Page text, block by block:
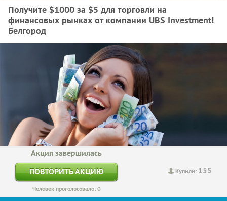
Получите $1000 за $5 для торговли на
финансовых рынках от компании UBS Investment!
Белгород
Купили: 155
Акция завершилась
ПОВТОРИТЬ АКЦИЮ
Человек проголосовало: 0